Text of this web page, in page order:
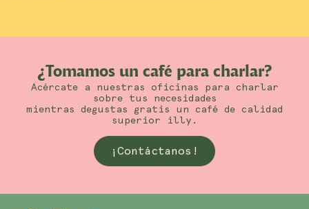
¿Tomamos un café para charlar?
Acércate a nuestras oficinas para charlar
sobre tus necesidades
mientras degustas gratis un café de calidad
superior illy.
¡Contáctanos!